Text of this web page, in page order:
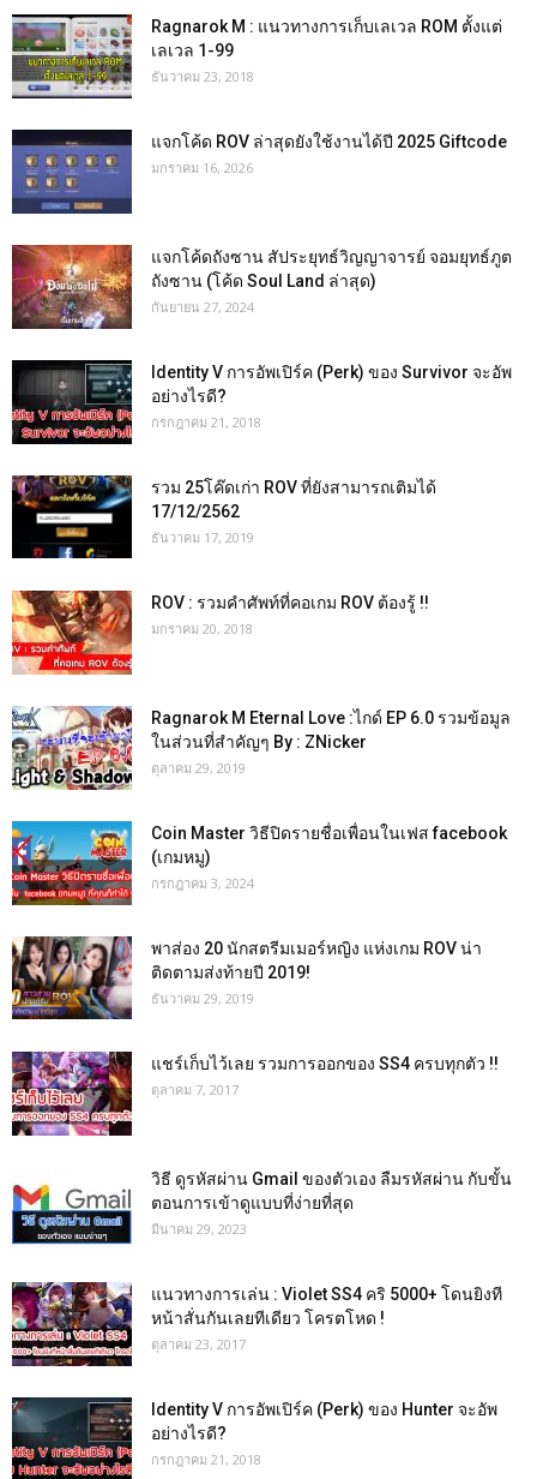
Ragnarok M : แนวทางการเก็บเลเวล ROM ตั้งแต่
เลเวล 1-99
ธันวาคม 23, 2018
แจกโค้ด ROV ล่าสุดยังใช้งานได้ปี 2025 Giftcode
มกราคม 16, 2026
แจกโค้ดถังซาน สัประยุทธ์วิญญาจารย์ จอมยุทธ์ภูต
ถังซาน (โค้ด Soul Land ล่าสุด)
กันยายน 27, 2024
Identity V การอัพเปิร์ค (Perk) ของ Survivor จะอัพ
อย่างไรดี?
กรกฎาคม 21, 2018
รวม 25โค๊ดเก่า ROV ที่ยังสามารถเติมได้
17/12/2562
ธันวาคม 17, 2019
ROV : รวมคำศัพท์ที่คอเกม ROV ต้องรู้ !!
มกราคม 20, 2018
Ragnarok M Eternal Love :ไกด์ EP 6.0 รวมข้อมูล
ในส่วนที่สำคัญๆ By : ZNicker
ตุลาคม 29, 2019
Coin Master วิธีปิดรายชื่อเพื่อนในเฟส facebook
(เกมหมู)
กรกฎาคม 3, 2024
พาส่อง 20 นักสตรีมเมอร์หญิง แห่งเกม ROV น่า
ติดตามส่งท้ายปี 2019!
ธันวาคม 29, 2019
แชร์เก็บไว้เลย รวมการออกของ SS4 ครบทุกตัว !!
ตุลาคม 7, 2017
วิธี ดูรหัสผ่าน Gmail ของตัวเอง ลืมรหัสผ่าน กับขั้น
ตอนการเข้าดูแบบที่ง่ายที่สุด
มีนาคม 29, 2023
แนวทางการเล่น : Violet SS4 คริ 5000+ โดนยิงที
หน้าสั่นกันเลยทีเดียว โครตโหด !
ตุลาคม 23, 2017
Identity V การอัพเปิร์ค (Perk) ของ Hunter จะอัพ
อย่างไรดี?
กรกฎาคม 21, 2018